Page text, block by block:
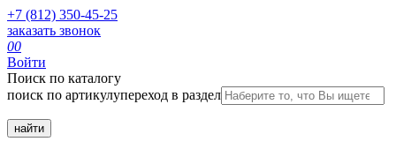
+7 (812) 350-45-25
заказать звонок
00
Войти
Поиск по каталогу
поиск по артикулупереход в раздел